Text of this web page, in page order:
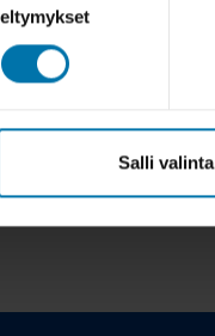
Salli valinta